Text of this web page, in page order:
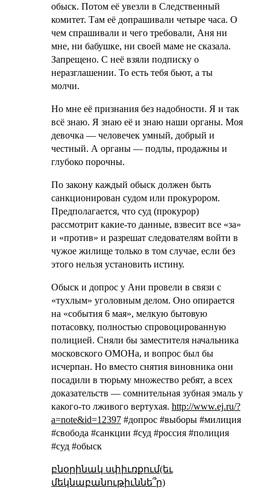
обыск. Потом её увезли в Следственный
комитет. Там её допрашивали четыре часа. О
чем спрашивали и чего требовали, Аня ни
мне, ни бабушке, ни своей маме не сказала.
Запрещено. С неё взяли подписку о
неразглашении. То есть тебя бьют, а ты
молчи.
Но мне её признания без надобности. Я и так
всё знаю. Я знаю её и знаю наши органы. Моя
девочка — человечек умный, добрый и
честный. А органы — подлы, продажны и
глубоко порочны.
По закону каждый обыск должен быть
санкционирован судом или прокурором.
Предполагается, что суд (прокурор)
рассмотрит какие-то данные, взвесит все «за»
и «против» и разрешат следователям войти в
чужое жилище только в том случае, если без
этого нельзя установить истину.
Обыск и допрос у Ани провели в связи с
«тухлым» уголовным делом. Оно опирается
на «события 6 мая», мелкую бытовую
потасовку, полностью спровоцированную
полицией. Сняли бы заместителя начальника
московского ОМОНа, и вопрос был бы
исчерпан. Но вместо снятия виновника они
посадили в тюрьму множество ребят, а всех
доказательств — сомнительная зубная эмаль у
какого-то лживого вертухая. http://www.ej.ru/?
a=note&id=12397#допрос #выборы #милиция
#свобода #санкции #суд #россия #полиция
#суд #обыск
բնօրինակ սփիւռքում(եւ
մեկնաբանութիւննե՞ր)